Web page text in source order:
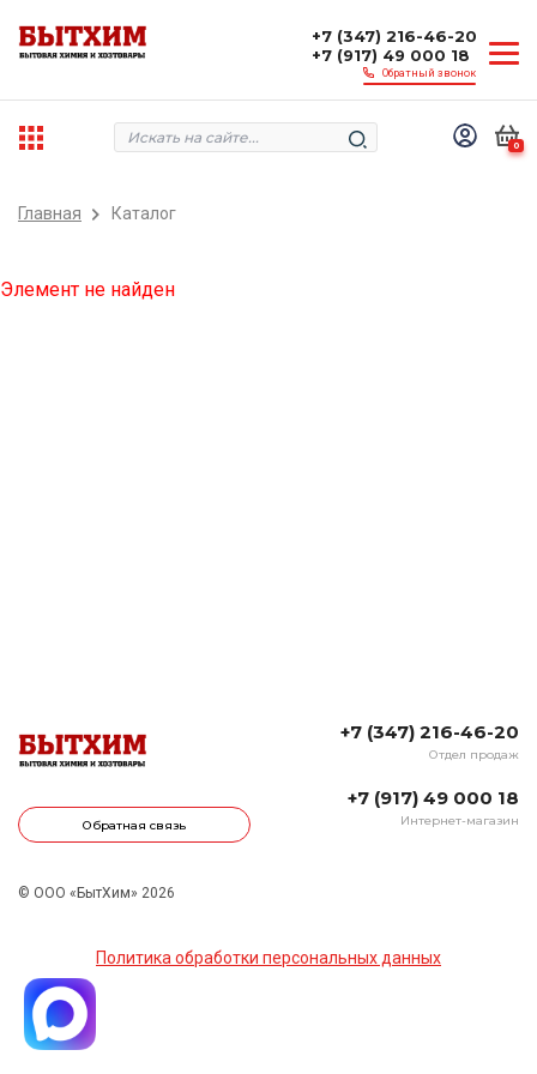
+7 (347) 216-46-20
+7 (917) 49 000 18
Обратный звонок
0
Главная Каталог
Элемент не найден
Обратная связь
+7 (347) 216-46-20
Отдел продаж
+7 (917) 49 000 18
Интернет-магазин
© ООО «БытХим» 2026
Политика обработки персональных данных